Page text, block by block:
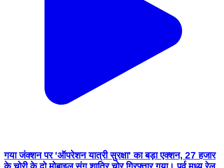
गया जंक्शन पर 'ऑपरेशन यात्री सुरक्षा' का बड़ा एक्शन, 27 हजार